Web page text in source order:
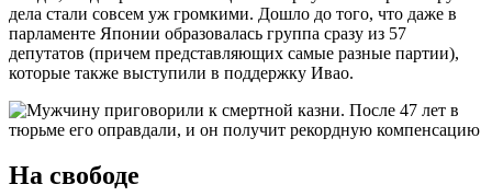
дела стали совсем уж громкими. Дошло до того, что даже в
парламенте Японии образовалась группа сразу из 57
депутатов (причем представляющих самые разные партии),
которые также выступили в поддержку Ивао.
На свободе